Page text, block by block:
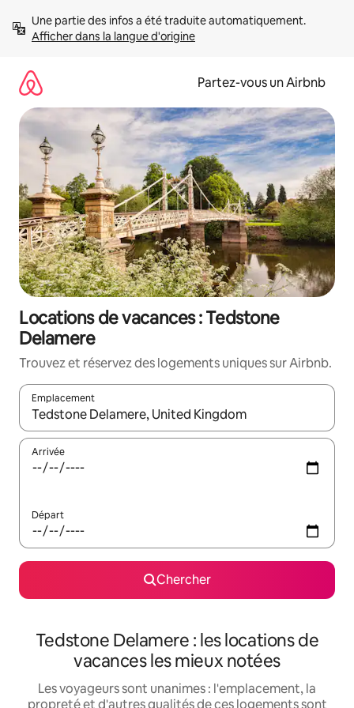
directement
Afficher dans la langue d'origine
Partez-vous un Airbnb
Locations de vacances : Tedstone
Delamere
Trouvez et réservez des logements uniques sur Airbnb.
Emplacement
Quand les résultats sont affichés, parcourez-les en utilisant
Arrivée
Départ
Chercher
Tedstone Delamere : les locations de
vacances les mieux notées
Les voyageurs sont unanimes : l'emplacement, la
propreté et d'autres qualités de ces logements sont